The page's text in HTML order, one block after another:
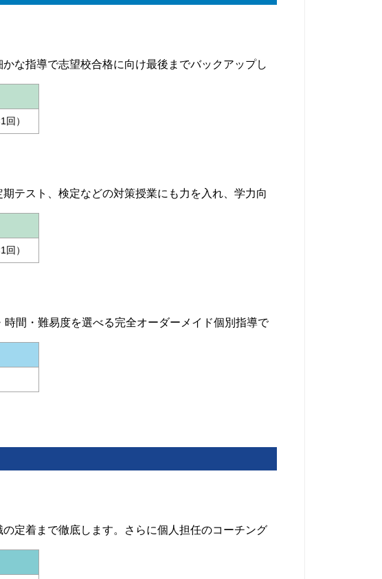
な指導で志望校合格に向け最後までバックアップし
）
テスト、検定などの対策授業にも力を入れ、学力向
）
間・難易度を選べる完全オーダーメイド個別指導で
定着まで徹底します。さらに個人担任のコーチング